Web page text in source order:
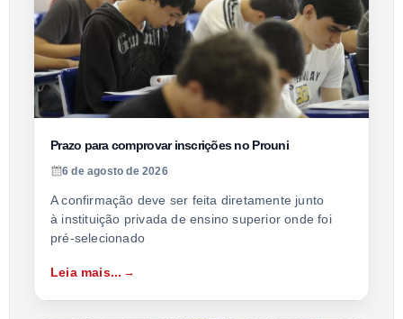
Prazo para comprovar inscrições no Prouni
6 de agosto de 2026
A confirmação deve ser feita diretamente junto
à instituição privada de ensino superior onde foi
pré-selecionado
Leia mais...